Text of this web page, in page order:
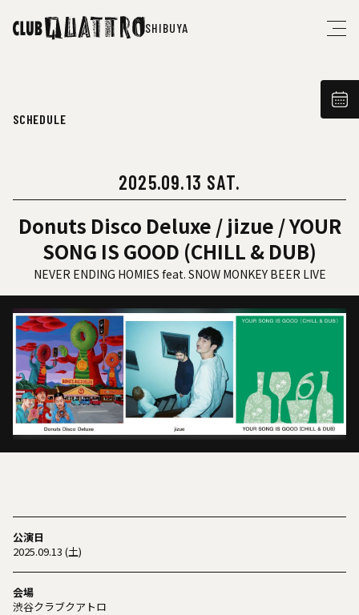
SHIBUYA
SCHEDULE
2025.09.13 SAT.
Donuts Disco Deluxe / jizue / YOUR
SONG IS GOOD (CHILL & DUB)
NEVER ENDING HOMIES feat. SNOW MONKEY BEER LIVE
公演日
2025.09.13 (土)
会場
渋谷クラブクアトロ